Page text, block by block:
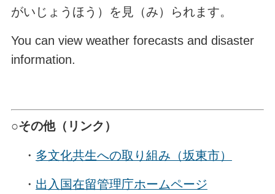
がいじょうほう）を見（み）られます。
You can view weather forecasts and disaster
information.
○その他（リンク）
・ 多文化共生への取り組み（坂東市）
・ 出入国在留管理庁ホームページ